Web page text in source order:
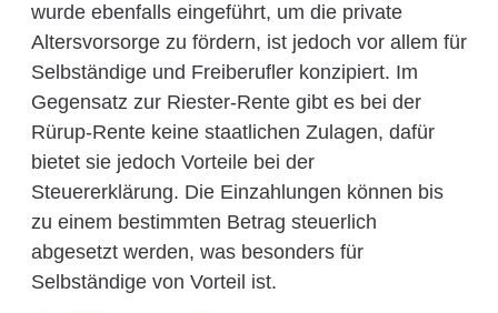
wurde ebenfalls eingeführt, um die private
Altersvorsorge zu fördern, ist jedoch vor allem für
Selbständige und Freiberufler konzipiert. Im
Gegensatz zur Riester-Rente gibt es bei der
Rürup-Rente keine staatlichen Zulagen, dafür
bietet sie jedoch Vorteile bei der
Steuererklärung. Die Einzahlungen können bis
zu einem bestimmten Betrag steuerlich
abgesetzt werden, was besonders für
Selbständige von Vorteil ist.